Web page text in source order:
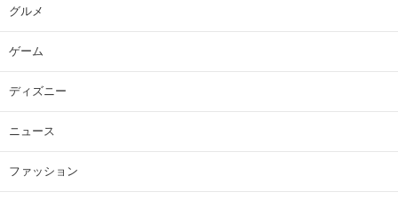
グルメ
ゲーム
ディズニー
ニュース
ファッション